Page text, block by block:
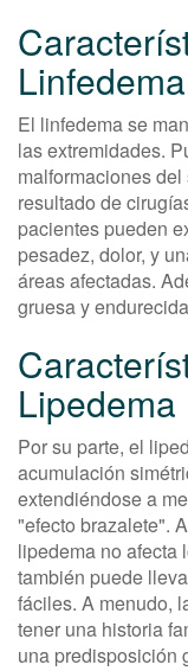
Linfedema
El linfedema se
las extremidades.
malformaciones
resultado de
pacientes pueden
pesadez, dolor, y
áreas afectadas.
gruesa y
Lipedema
Por su parte, el
acumulación
extendiéndose a
"efecto brazalete".
lipedema no afecta
también puede
fáciles. A menudo,
tener una historia
una predisposición